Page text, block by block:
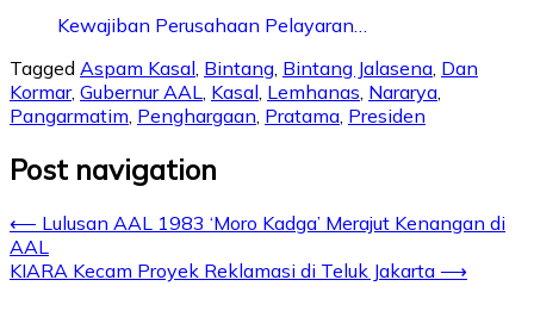
Kewajiban Perusahaan Pelayaran…
Tagged Aspam Kasal, Bintang, Bintang Jalasena, Dan
Kormar, Gubernur AAL, Kasal, Lemhanas, Nararya,
Pangarmatim, Penghargaan, Pratama, Presiden
Post navigation
⟵ Lulusan AAL 1983 ‘Moro Kadga’ Merajut Kenangan di
AAL
KIARA Kecam Proyek Reklamasi di Teluk Jakarta ⟶